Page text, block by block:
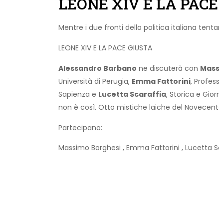
Mentre i due fronti della politica italiana
LEONE XIV E LA PACE GIUSTA
Alessandro Barbano ne discuterà con
Università di Perugia, Emma Fattorini,
Sapienza e Lucetta Scaraffia, Storica e
non è così. Otto mistiche laiche del
Partecipano:
Massimo Borghesi , Emma Fattorini , Lucetta